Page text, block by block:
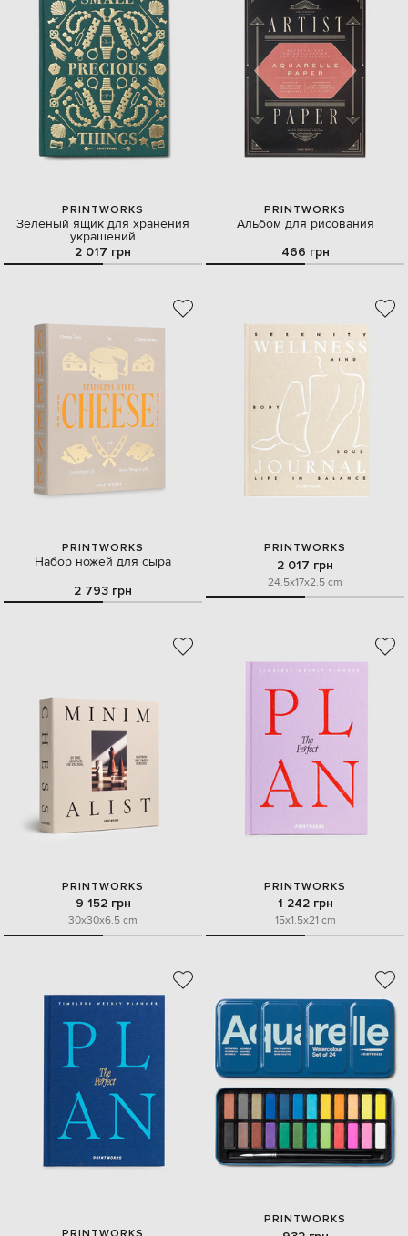
PRINTWORKS
Зеленый ящик для хранения
украшений
2 017 грн
PRINTWORKS
Альбом для рисования
466 грн
PRINTWORKS
Набор ножей для сыра
2 793 грн
PRINTWORKS
2 017 грн
24.5x17x2.5 cm
PRINTWORKS
9 152 грн
30x30x6.5 cm
PRINTWORKS
1 242 грн
15x1.5x21 cm
PRINTWORKS